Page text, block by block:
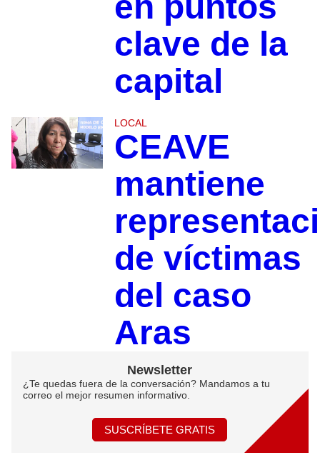
clave de la
capital
LOCAL
CEAVE
mantiene
de víctimas
del caso
Aras
Newsletter
¿Te quedas fuera de la conversación? Mandamos a tu
correo el mejor resumen informativo.
SUSCRÍBETE GRATIS